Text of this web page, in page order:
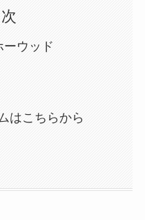
ーウッド
はこちらから